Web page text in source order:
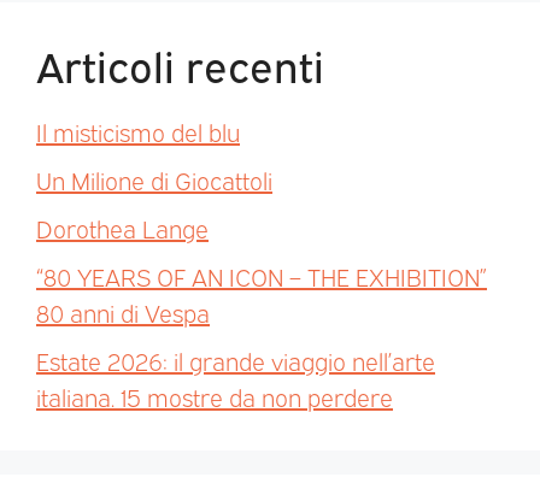
Articoli recenti
Il misticismo del blu
Un Milione di Giocattoli
Dorothea Lange
“80 YEARS OF AN ICON – THE EXHIBITION”
80 anni di Vespa
Estate 2026: il grande viaggio nell’arte
italiana. 15 mostre da non perdere